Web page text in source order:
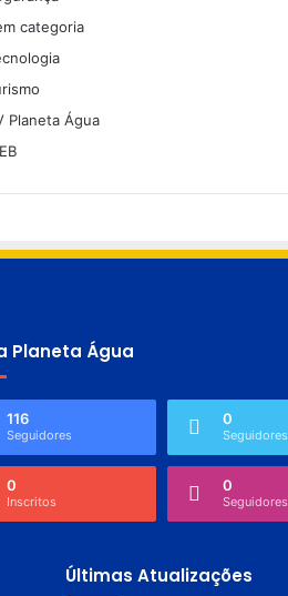
categoria
Planeta Água
Planeta Água
116
Seguidores
0
Seguidores
0
Inscritos
0
Seguidores
Últimas Atualizações